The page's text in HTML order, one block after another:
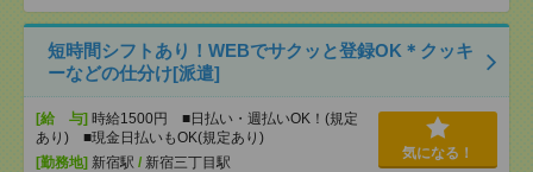
短時間シフトあり！WEBでサクッと登録OK＊クッキ
ーなどの仕分け[派遣]
[給 与] 時給1500円 ■日払い・週払いOK！(規定
あり) ■現金日払いもOK(規定あり)
[勤務地] 新宿駅 / 新宿三丁目駅
気になる！